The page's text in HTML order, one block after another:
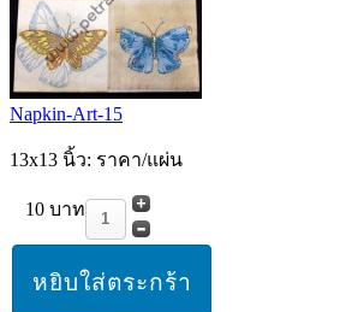
Napkin-Art-15
13x13 นิ้ว: ราคา/แผ่น
10 บาท